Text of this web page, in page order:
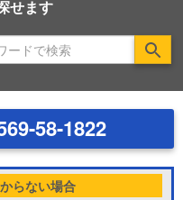
せます
58-1822
らない場合